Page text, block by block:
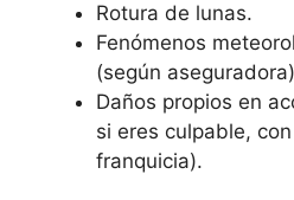
Rotura de lunas.
Fenómenos
(según
Daños propios en
si eres culpable,
franquicia).